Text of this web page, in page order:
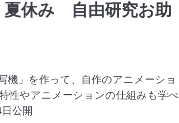
休み 自由研究お助
機」を作って、自作のアニメーショ
性やアニメーションの仕組みも学べ
公開